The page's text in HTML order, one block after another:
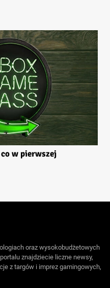
co w pierwszej
oraz wysokobudżetowych
znajdziecie liczne newsy,
z targów i imprez gamingowych,